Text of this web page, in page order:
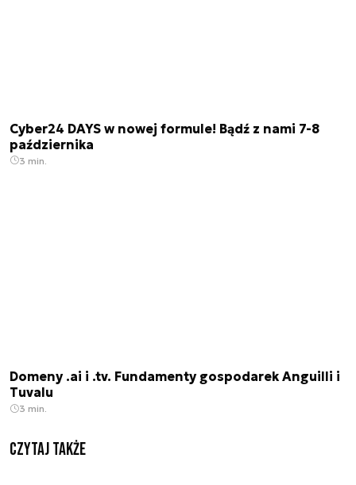
Cyber24 DAYS w nowej formule! Bądź z nami 7-8
października
3 min.
Domeny .ai i .tv. Fundamenty gospodarek Anguilli i
Tuvalu
3 min.
Czytaj także